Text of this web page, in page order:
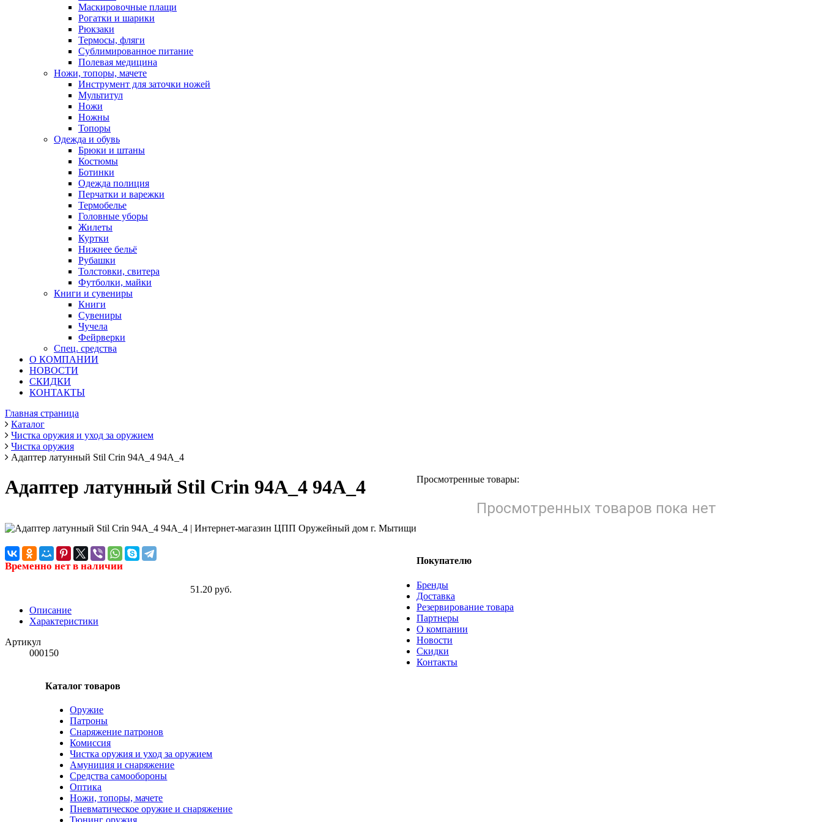
Маскировочные плащи
Рогатки и шарики
Рюкзаки
Термосы, фляги
Сублимированное питание
Полевая медицина
Ножи, топоры, мачете
Инструмент для заточки ножей
Мультитул
Ножи
Ножны
Топоры
Одежда и обувь
Брюки и штаны
Костюмы
Ботинки
Одежда полиция
Перчатки и варежки
Термобелье
Головные уборы
Жилеты
Куртки
Нижнее бельё
Рубашки
Толстовки, свитера
Футболки, майки
Книги и сувениры
Книги
Сувениры
Чучела
Фейрверки
Спец. средства
О КОМПАНИИ
НОВОСТИ
СКИДКИ
КОНТАКТЫ
Главная страница
Каталог
Чистка оружия и уход за оружием
Чистка оружия
Адаптер латунный Stil Crin 94А_4 94А_4
Адаптер латунный Stil Crin 94А_4 94А_4
Временно нет в наличии
51.20 руб.
Описание
Характеристики
Артикул
000150
Просмотренные товары:
Просмотренных товаров пока нет
Покупателю
Бренды
Доставка
Резервирование товара
Партнеры
О компании
Новости
Скидки
Контакты
Каталог товаров
Оружие
Патроны
Снаряжение патронов
Комиссия
Чистка оружия и уход за оружием
Амуниция и снаряжение
Средства самообороны
Оптика
Ножи, топоры, мачете
Пневматическое оружие и снаряжение
Тюнинг оружия